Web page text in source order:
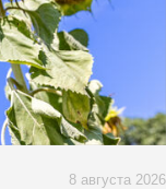
8 августа 2026